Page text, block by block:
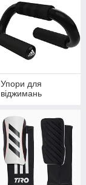
Упори для
віджимань